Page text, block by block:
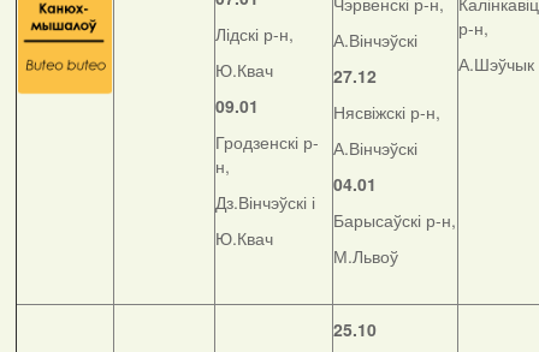
Лідскі р-н,
Ю.Квач
09.01
Гродзенскі р-
н,
Дз.Вінчэўскі і
Ю.Квач
А.Вінчэўскі
27.12
Нясвіжскі р-н,
А.Вінчэўскі
04.01
Барысаўскі р-н,
М.Львоў
р-н,
А.Шэўчык
25.10